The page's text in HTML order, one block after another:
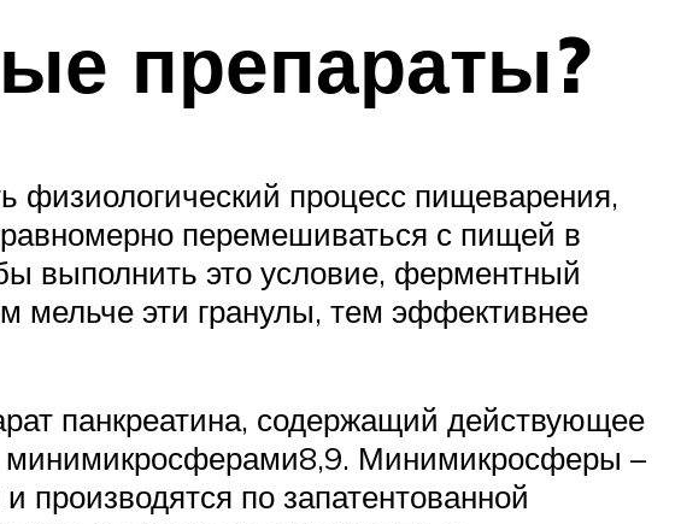
препараты?
физиологический процесс пищеварения,
перемешиваться с пищей в
выполнить это условие, ферментный
мельче эти гранулы, тем эффективнее
панкреатина, содержащий действующее
минимикросферами8,9. Минимикросферы –
по запатентованной